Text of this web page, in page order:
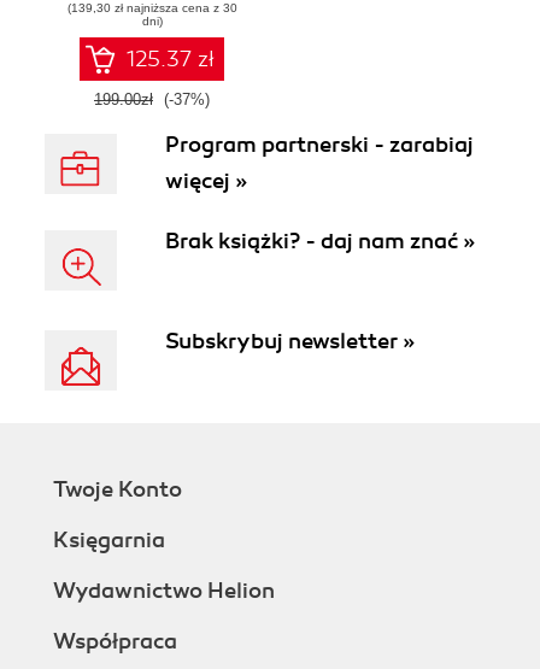
narzędzia i techniki
umożliwiające
konstruowanie
inteligentnych
systemów
(139,30 zł najniższa cena z 30
dni)
125.37 zł
199.00zł (-37%)
Program partnerski - zarabiaj
więcej »
Brak książki? - daj nam znać »
Subskrybuj newsletter »
Twoje Konto
Księgarnia
Wydawnictwo Helion
Współpraca